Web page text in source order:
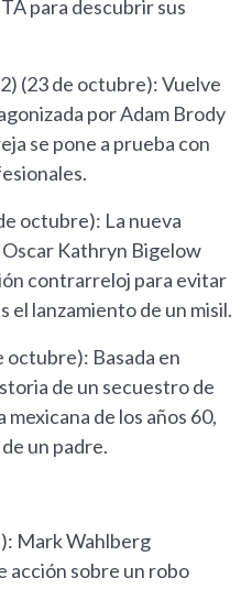
para descubrir sus
(23 de octubre): Vuelve
por Adam Brody
se pone a prueba con
octubre): La nueva
Kathryn Bigelow
contrarreloj para evitar
lanzamiento de un misil.
octubre): Basada en
de un secuestro de
de los años 60,
un padre.
Mark Wahlberg
acción sobre un robo